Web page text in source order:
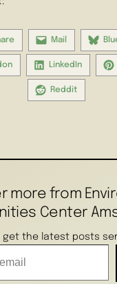
Mail
LinkedIn
Reddit
more from
Center
get the latest posts